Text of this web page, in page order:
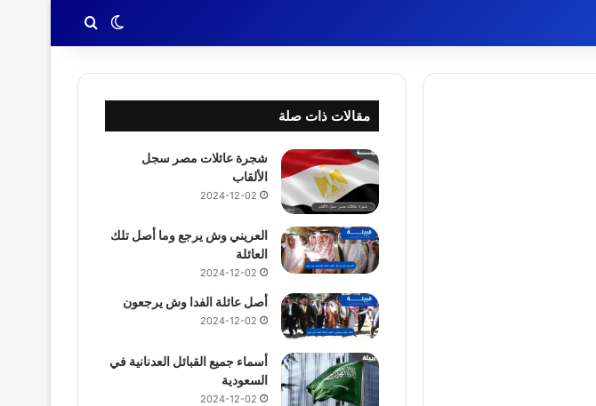
الوضع المظلم
بحث عن
مقالات ذات صلة
شجرة عائلات مصر سجل
الألقاب
2024-12-02
العريني وش يرجع وما أصل تلك
العائلة
2024-12-02
أصل عائلة الفدا وش يرجعون
2024-12-02
أسماء جميع القبائل العدنانية في
السعودية
2024-12-02